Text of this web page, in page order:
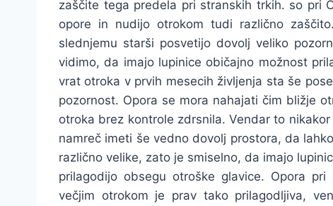
zaščite tega predela pri stranskih trkih. so pri
opore in nudijo otrokom tudi različno
slednjemu starši posvetijo dovolj veliko
vidimo, da imajo lupinice običajno možnost
vrat otroka v prvih mesecih življenja sta še
pozornost. Opora se mora nahajati čim bližje
otroka brez kontrole zdrsnila. Vendar to
namreč imeti še vedno dovolj prostora, da
različno velike, zato je smiselno, da imajo
prilagodijo obsegu otroške glavice. Opora
večjim otrokom je prav tako prilagodljiva,